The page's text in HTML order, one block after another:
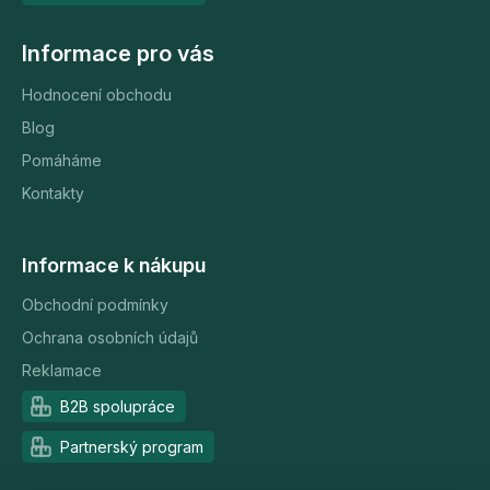
Informace pro vás
Hodnocení obchodu
Blog
Pomáháme
Kontakty
Informace k nákupu
Obchodní podmínky
Ochrana osobních údajů
Reklamace
B2B spolupráce
Partnerský program